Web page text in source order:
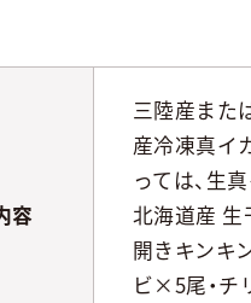
容
三陸産また
産冷凍真イ
っては、生
北海道産
開きキンキ
ビ×5尾・チ